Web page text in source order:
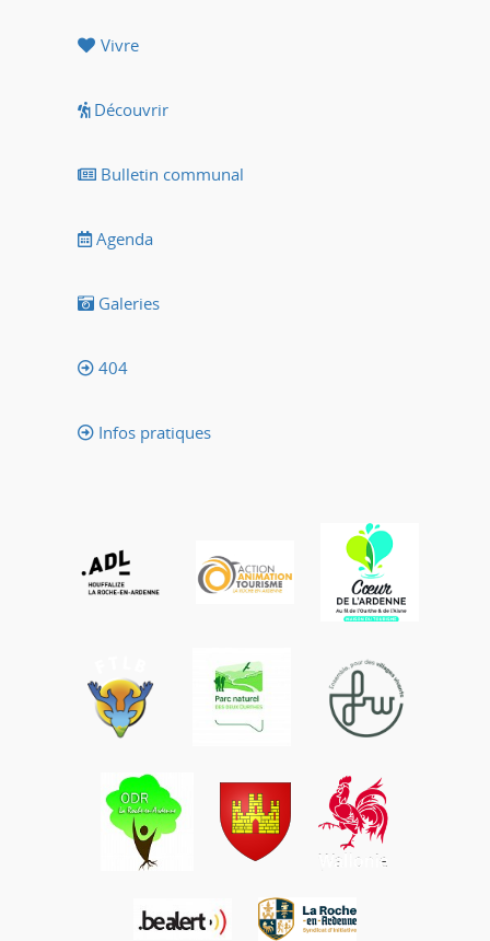
Vivre
Découvrir
Bulletin communal
Agenda
Galeries
404
Infos pratiques